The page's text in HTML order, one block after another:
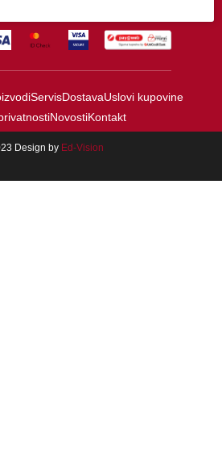
ServisDostavaUslovi kupovine
NovostiKontakt
Design by Ed-Vision